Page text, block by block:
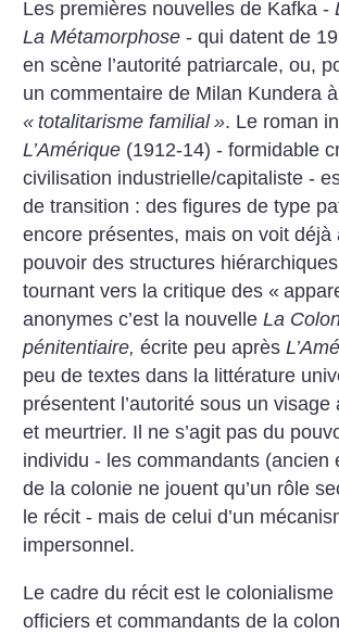
Les premières nouvelles de Kafka -
La Métamorphose - qui datent de
en scène l’autorité patriarcale, ou,
un commentaire de Milan Kundera
« totalitarisme familial ». Le roman
L’Amérique (1912-14) - formidable
civilisation industrielle/capitaliste -
de transition : des figures de type
encore présentes, mais on voit déjà
pouvoir des structures
tournant vers la critique des «
anonymes c’est la nouvelleLa
pénitentiaire, écrite peu après
peu de textes dans la littérature
présentent l’autorité sous un visage
et meurtrier. Il ne s’agit pas du
individu - les commandants (ancien
de la colonie ne jouent qu’un rôle
le récit - mais de celui d’un
impersonnel.
Le cadre du récit est le
officiers et commandants de la